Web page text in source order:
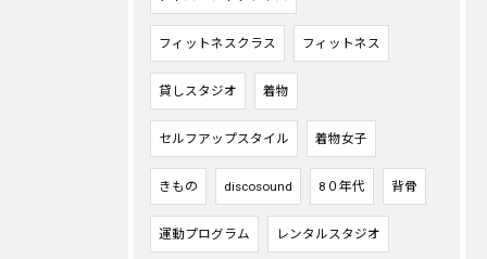
フィットネスクラス フィットネス
貸しスタジオ 着物
セルフアップスタイル 着物女子
きもの discosound 8０年代 背骨
運動プログラム レンタルスタジオ